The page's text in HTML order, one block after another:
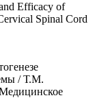
Efficacy of
Spinal Cord
/ Т.М.